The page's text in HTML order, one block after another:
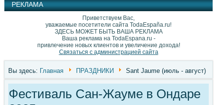
РЕКЛАМА
Приветствуем Вас,
уважаемые посетители сайта TodaEspaña.ru!
ЗДЕСЬ МОЖЕТ БЫТЬ ВАША РЕКЛАМА
Ваша реклама на TodaEspana.ru -
привлечение новых клиентов и увеличение дохода!
Связаться с администрацией сайта
Вы здесь: Главная ПРАЗДНИКИ Sant Jaume (июль - август)
Фестиваль Сан-Жауме в Ондаре